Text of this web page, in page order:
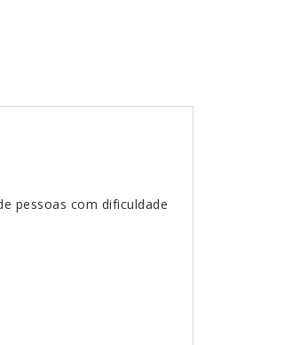
pessoas com dificuldade